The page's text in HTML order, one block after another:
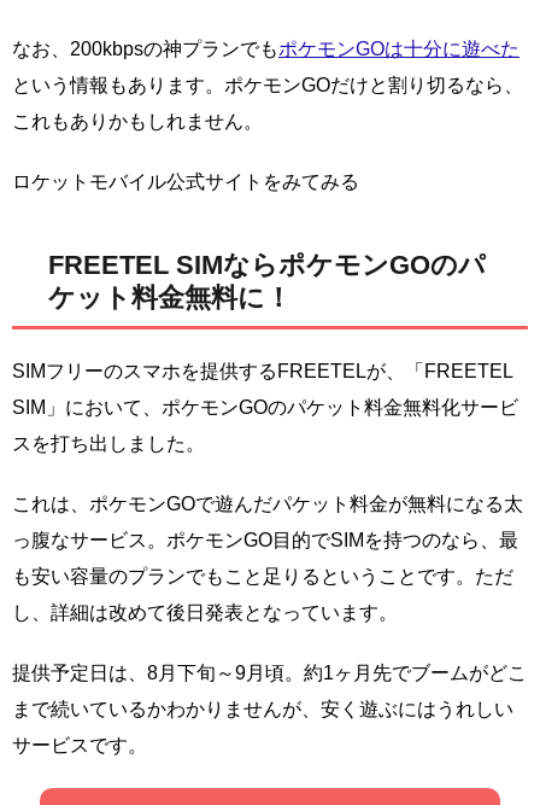
なお、200kbpsの神プランでもポケモンGOは十分に遊べた
という情報もあります。ポケモンGOだけと割り切るなら、
これもありかもしれません。
ロケットモバイル公式サイトをみてみる
FREETEL SIMならポケモンGOのパ
ケット料金無料に！
SIMフリーのスマホを提供するFREETELが、「FREETEL
SIM」において、ポケモンGOのパケット料金無料化サービ
スを打ち出しました。
これは、ポケモンGOで遊んだパケット料金が無料になる太
っ腹なサービス。ポケモンGO目的でSIMを持つのなら、最
も安い容量のプランでもこと足りるということです。ただ
し、詳細は改めて後日発表となっています。
提供予定日は、8月下旬～9月頃。約1ヶ月先でブームがどこ
まで続いているかわかりませんが、安く遊ぶにはうれしい
サービスです。